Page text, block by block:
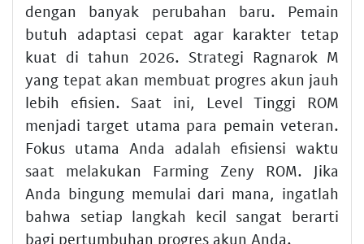
dengan banyak perubahan baru. Pemain
butuh adaptasi cepat agar karakter tetap
kuat di tahun 2026. Strategi Ragnarok M
yang tepat akan membuat progres akun jauh
lebih efisien. Saat ini, Level Tinggi ROM
menjadi target utama para pemain veteran.
Fokus utama Anda adalah efisiensi waktu
saat melakukan Farming Zeny ROM. Jika
Anda bingung memulai dari mana, ingatlah
bahwa setiap langkah kecil sangat berarti
bagi pertumbuhan progres akun Anda.